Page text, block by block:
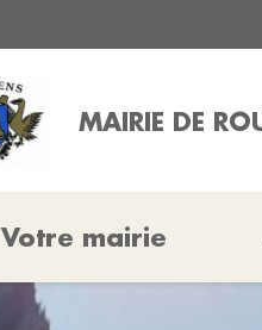
MAIRIE DE
Votre mairie